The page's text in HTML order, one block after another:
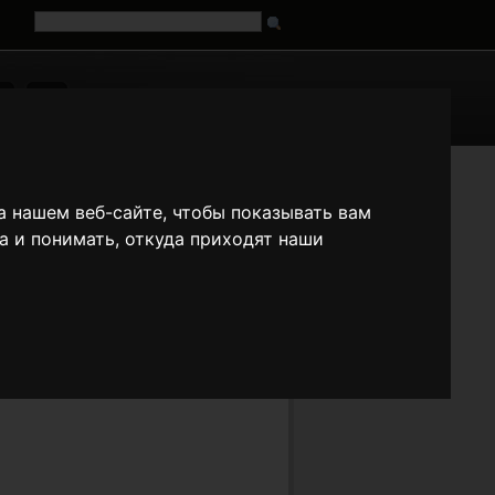
веб-сайте, чтобы показывать вам
и понимать, откуда приходят наши